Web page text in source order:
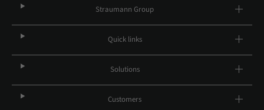
Straumann Group
Quick links
Solutions
Customers